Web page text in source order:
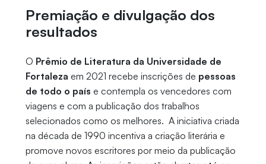
Premiação e divulgação dos
resultados
O Prêmio de Literatura da Universidade de
Fortaleza em 2021 recebe inscrições de pessoas
de todo o país e contempla os vencedores com
viagens e com a publicação dos trabalhos
selecionados como os melhores. A iniciativa criada
na década de 1990 incentiva a criação literária e
promove novos escritores por meio da publicação